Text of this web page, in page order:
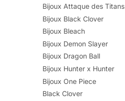
Bijoux Attaque des Titans
Bijoux Black Clover
Bijoux Bleach
Bijoux Demon Slayer
Bijoux Dragon Ball
Bijoux Hunter x Hunter
Bijoux One Piece
Black Clover